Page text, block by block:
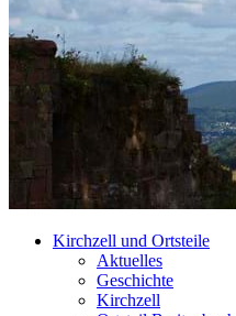
Kirchzell und Ortsteile
Aktuelles
Geschichte
Kirchzell